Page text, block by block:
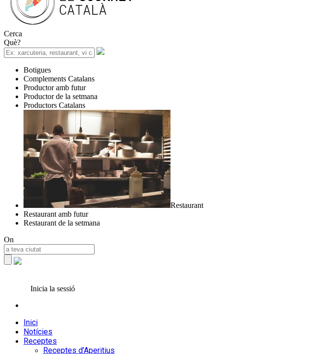
Cerca
Què?
Botigues
Complements Catalans
Productor amb futur
Productor de la setmana
Productors Catalans
Restaurant
Restaurant amb futur
Restaurant de la setmana
On
Inicia la sessió
Inici
Notícies
Receptes
Receptes d’Aperitius